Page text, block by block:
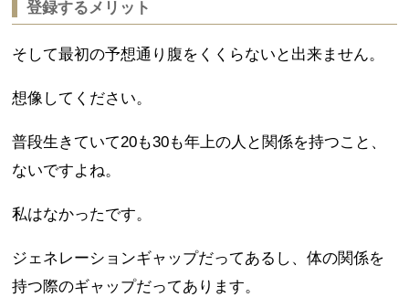
登録するメリット
そして最初の予想通り腹をくくらないと出来ません。
想像してください。
普段生きていて20も30も年上の人と関係を持つこと、
ないですよね。
私はなかったです。
ジェネレーションギャップだってあるし、体の関係を
持つ際のギャップだってあります。